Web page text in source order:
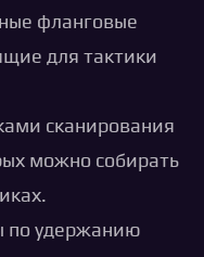
фланговые
для тактики
сканирования
можно собирать
по удержанию